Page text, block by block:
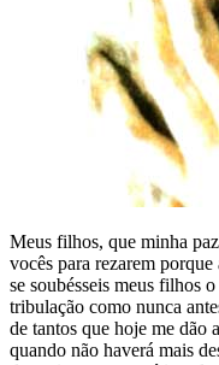
Meus filhos, que minha
vocês para rezarem
se soubésseis meus filhos
tribulação como nunca
de tantos que hoje me dão
quando não haverá mais